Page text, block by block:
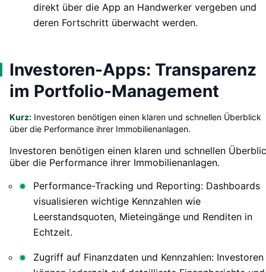
direkt über die App an Handwerker vergeben und
deren Fortschritt überwacht werden.
Investoren-Apps: Transparenz
im Portfolio-Management
Kurz: Investoren benötigen einen klaren und schnellen Überblick
über die Performance ihrer Immobilienanlagen.
Investoren benötigen einen klaren und schnellen
über die Performance ihrer Immobilienanlagen.
Performance-Tracking und Reporting: Dashboards
visualisieren wichtige Kennzahlen wie
Leerstandsquoten, Mieteingänge und Renditen in
Echtzeit.
Zugriff auf Finanzdaten und Kennzahlen: Investoren